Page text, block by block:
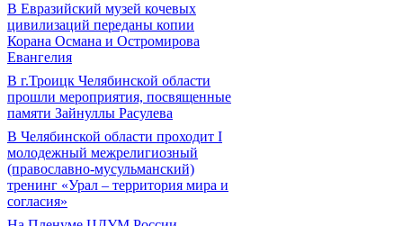
В Евразийский музей кочевых
цивилизаций переданы копии
Корана Османа и Остромирова
Евангелия
В г.Троицк Челябинской области
прошли мероприятия, посвященные
памяти Зайнуллы Расулева
В Челябинской области проходит I
молодежный межрелигиозный
(православно-мусульманский)
тренинг «Урал – территория мира и
согласия»